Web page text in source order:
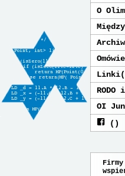
O
Linki
OI